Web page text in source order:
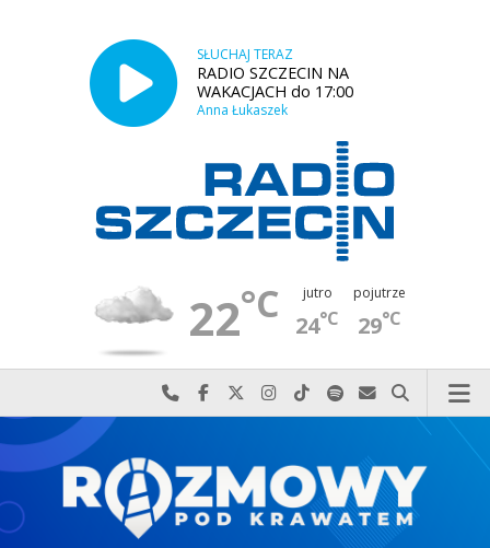
SŁUCHAJ TERAZ
RADIO SZCZECIN NA
WAKACJACH do 17:00
Anna Łukaszek
22°C jutro
24°C
pojutrze
29°C
Najlepiej po prostu do nas zadzwoń
Odwiedź nas na Facebook-u
Odwiedź nas na X
Odwiedź nas na Instagram-ie
Odwiedź nas na TikTok-u
Szukaj nas na Spotify
Wyślij do nas
Szukaj